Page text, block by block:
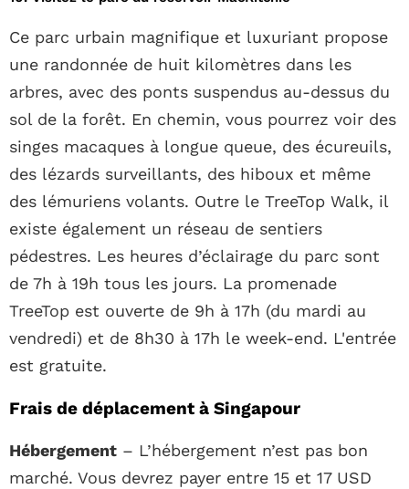
Ce parc urbain magnifique et luxuriant propose
une randonnée de huit kilomètres dans les
arbres, avec des ponts suspendus au-dessus du
sol de la forêt. En chemin, vous pourrez voir des
singes macaques à longue queue, des écureuils,
des lézards surveillants, des hiboux et même
des lémuriens volants. Outre le TreeTop Walk, il
existe également un réseau de sentiers
pédestres. Les heures d’éclairage du parc sont
de 7h à 19h tous les jours. La promenade
TreeTop est ouverte de 9h à 17h (du mardi au
vendredi) et de 8h30 à 17h le week-end. L'entrée
est gratuite.
Frais de déplacement à Singapour
Hébergement – L’hébergement n’est pas bon
marché. Vous devrez payer entre 15 et 17 USD